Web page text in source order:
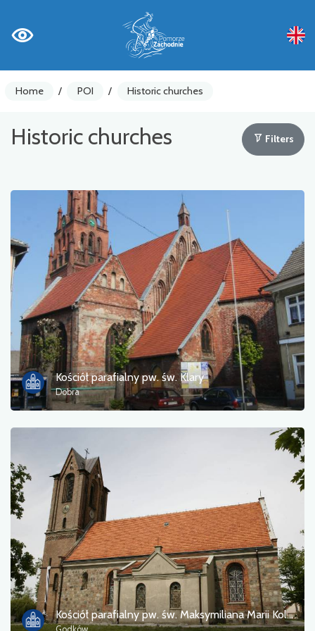
Home / POI / Historic churches
Historic churches Filters
Kościół parafialny pw. św. Klary
Dobra
Kościół parafialny pw. św. Maksymiliana Marii Kolbego
Bike counters
Warnings
Places of Interest
Gastronomy
Tourist information
Bathing areas
Culture and entertainment
Military
Museum
Accommodation
Campsites
Monuments, sculptures, murals